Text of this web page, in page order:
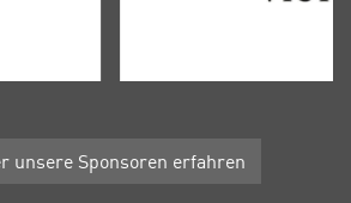
unsere Sponsoren erfahren